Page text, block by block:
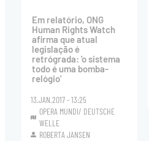
Em relatório, ONG
Human Rights Watch
afirma que atual
legislação é
retrógrada: 'o sistema
todo é uma bomba-
relógio'
13.JAN.2017 - 13:25
OPERA MUNDI/ DEUTSCHE
WELLE
ROBERTA JANSEN